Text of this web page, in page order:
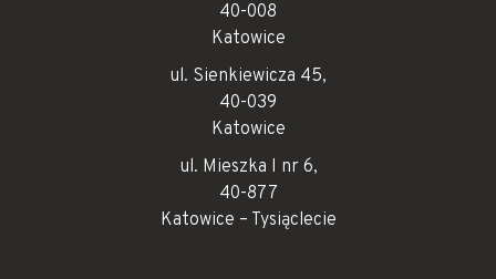
40-008
Katowice
ul. Sienkiewicza 45,
40-039
Katowice
ul. Mieszka I nr 6,
40-877
Katowice – Tysiąclecie